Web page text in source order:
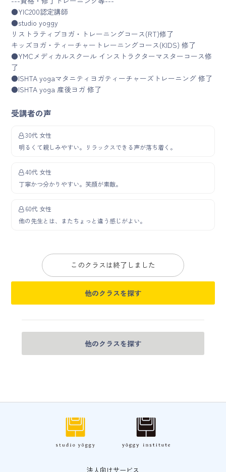
●YIC200認定講師
●studio yoggy
リストラティブヨガ・トレーニングコース(RT)修了
キッズヨガ・ティーチャートレーニングコース(KIDS) 修了
●YMCメディカルスクール インストラクターマスターコース修
了
●ISHTA yogaマタニティヨガティーチャーズトレーニング 修了
●ISHTA yoga 産後ヨガ 修了
受講者の声
30代 女性
明るくて親しみやすい。リラックスできる声が落ち着く。
40代 女性
丁寧かつ分かりやすい。笑顔が素敵。
60代 女性
他の先生とは、またちょっと違う感じがよい。
このクラスは終了しました
他のクラスを探す
他のクラスを探す
法人向けサービス